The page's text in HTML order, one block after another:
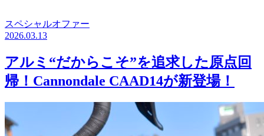
スペシャルオファー
2026.03.13
アルミ“だからこそ”を追求した原点回
帰！Cannondale CAAD14が新登場！